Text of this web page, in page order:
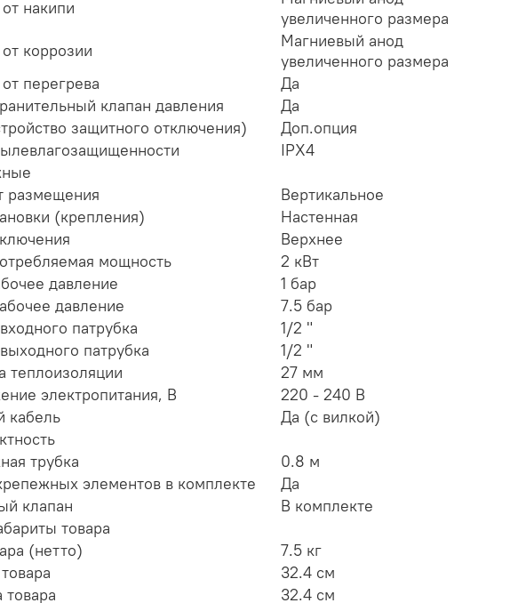
накипи
увеличенного размера
коррозии
Магниевый анод
увеличенного размера
перегрева
Да
клапан давления
Да
защитного отключения)
Доп.опция
IPX4
размещения
Вертикальное
(крепления)
Настенная
Верхнее
мощность
2 кВт
давление
1 бар
давление
7.5 бар
патрубка
1/2 "
патрубка
1/2 "
теплоизоляции
27 мм
электропитания, В
220 - 240 В
кабель
Да (с вилкой)
трубка
0.8 м
элементов в комплекте
Да
клапан
В комплекте
товара
(нетто)
7.5 кг
32.4 см
32.4 см